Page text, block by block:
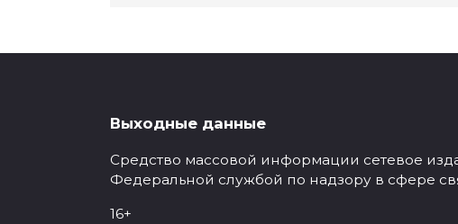
Выходные данные
Средство массовой информации сетевое
Федеральной службой по надзору в сфере
16+